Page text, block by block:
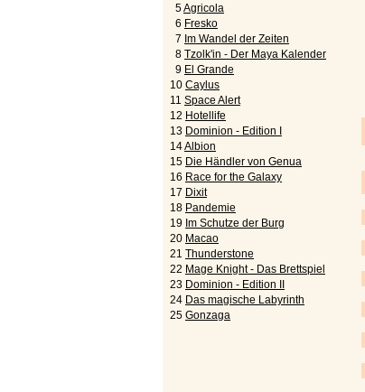
5Agricola
6 Fresko
7 Im Wandel der Zeiten
8 Tzolk'in - Der Maya Kalender
9 El Grande
10 Caylus
11 Space Alert
12 Hotellife
13 Dominion - Edition I
14Albion
15 Die Händler von Genua
16 Race for the Galaxy
17 Dixit
18 Pandemie
19 Im Schutze der Burg
20 Macao
21 Thunderstone
22 Mage Knight - Das Brettspiel
23 Dominion - Edition II
24 Das magische Labyrinth
25 Gonzaga